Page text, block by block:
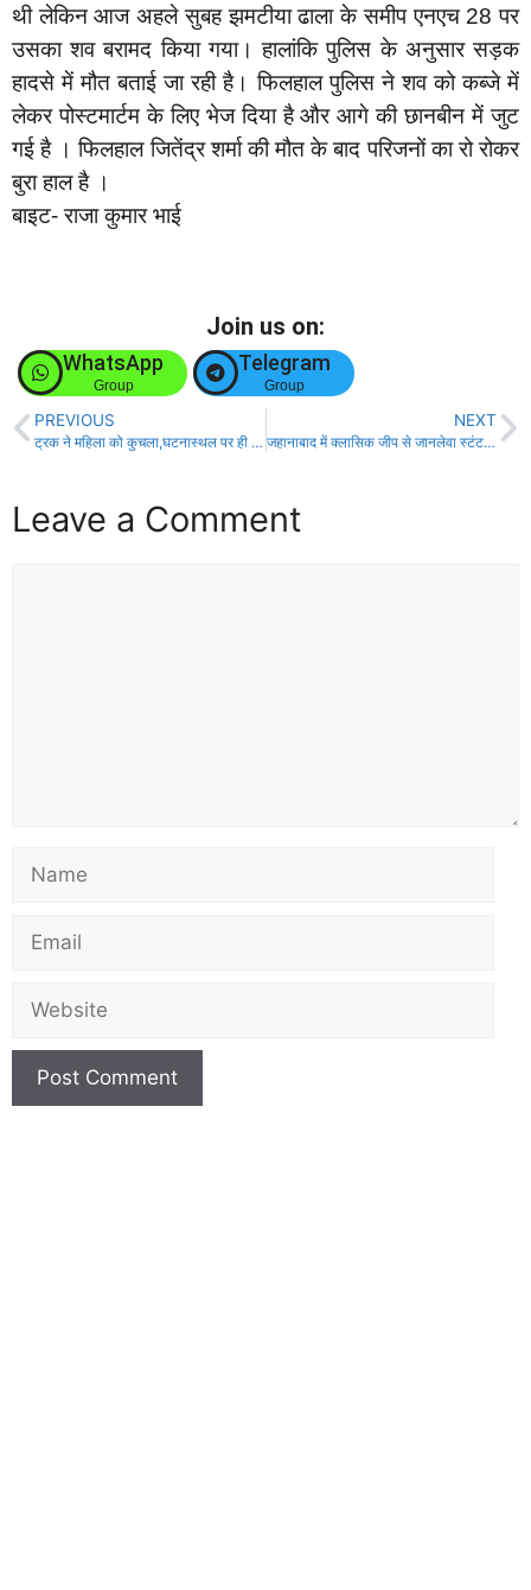
थी लेकिन आज अहले सुबह झमटीया ढाला के समीप एनएच 28 पर
उसका शव बरामद किया गया। हालांकि पुलिस के अनुसार सड़क
हादसे में मौत बताई जा रही है। फिलहाल पुलिस ने शव को कब्जे में
लेकर पोस्टमार्टम के लिए भेज दिया है और आगे की छानबीन में जुट
गई है । फिलहाल जितेंद्र शर्मा की मौत के बाद परिजनों का रो रोकर
बुरा हाल है ।
बाइट- राजा कुमार भाई
Join us on:
WhatsApp
Group
Telegram
Group
PREVIOUS
ट्रक ने महिला को कुचला,घटनास्थल पर ही मौत, परिजनों में मचा चित्कार!
NEXT
जहानाबाद में क्लासिक जीप से जानलेवा स्टंट, सोशल मीडिया पर वायरल वीडियो से हड़कंप!
Leave a Comment